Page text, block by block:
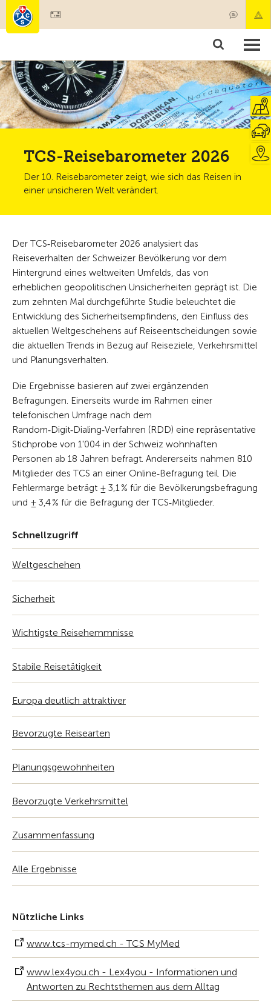
Mitgliedschaft & Leistungen
Test, Sicherheit & Gesundheit
TCS-Reisebarometer 2026
Der 10. Reisebarometer zeigt, wie sich das Reisen in
einer unsicheren Welt verändert.
Der TCS‑Reisebarometer 2026 analysiert das
Reiseverhalten der Schweizer Bevölkerung vor dem
Hintergrund eines weltweiten Umfelds, das von
erheblichen geopolitischen Unsicherheiten geprägt ist. Die
zum zehnten Mal durchgeführte Studie beleuchtet die
Entwicklung des Sicherheitsempfindens, den Einfluss des
aktuellen Weltgeschehens auf Reiseentscheidungen sowie
die aktuellen Trends in Bezug auf Reiseziele, Verkehrsmittel
und Planungsverhalten.
Die Ergebnisse basieren auf zwei ergänzenden
Befragungen. Einerseits wurde im Rahmen einer
telefonischen Umfrage nach dem
Random‑Digit‑Dialing‑Verfahren (RDD) eine repräsentative
Stichprobe von 1'004 in der Schweiz wohnhaften
Personen ab 18 Jahren befragt. Andererseits nahmen 810
Mitglieder des TCS an einer Online‑Befragung teil. Die
Fehlermarge beträgt ± 3,1 % für die Bevölkerungsbefragung
und ± 3,4 % für die Befragung der TCS‑Mitglieder.
Schnellzugriff
Weltgeschehen
Sicherheit
Wichtigste Reisehemmnisse
Stabile Reisetätigkeit
Europa deutlich attraktiver
Bevorzugte Reisearten
Planungsgewohnheiten
Bevorzugte Verkehrsmittel
Zusammenfassung
Alle Ergebnisse
Nützliche Links
www.tcs-mymed.ch - TCS MyMed
www.lex4you.ch - Lex4you - Informationen und
Antworten zu Rechtsthemen aus dem Alltag